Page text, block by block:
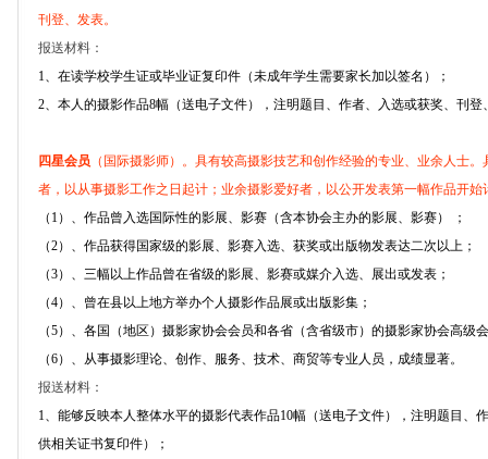
刊登、发表。
报送材料：
1、在读学校学生证或毕业证复印件（未成年学生需要家长加以签名）；
2、本人的摄影作品8幅（送电子文件），注明题目、作者、入选或获奖、刊
四星会员 （国际摄影师）。具有较高摄影技艺和创作经验的专业、业余人士
者，以从事摄影工作之日起计；业余摄影爱好者，以公开发表第一幅作品开
（1）、作品曾入选国际性的影展、影赛（含本协会主办的影展、影赛） ；
（2）、作品获得国家级的影展、影赛入选、获奖或出版物发表达二次以上；
（3）、三幅以上作品曾在省级的影展、影赛或媒介入选、展出或发表；
（4）、曾在县以上地方举办个人摄影作品展或出版影集；
（5）、各国（地区）摄影家协会会员和各省（含省级市）的摄影家协会高级
（6）、从事摄影理论、创作、服务、技术、商贸等专业人员，成绩显著。
报送材料：
1、能够反映本人整体水平的摄影代表作品10幅（送电子文件），注明题目、
供相关证书复印件）；